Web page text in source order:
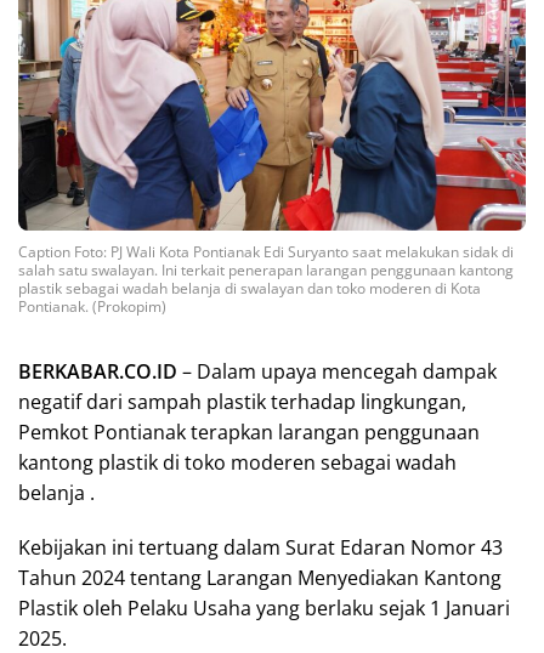
Caption Foto: PJ Wali Kota Pontianak Edi Suryanto saat melakukan sidak di
salah satu swalayan. Ini terkait penerapan larangan penggunaan kantong
plastik sebagai wadah belanja di swalayan dan toko moderen di Kota
Pontianak. (Prokopim)
BERKABAR.CO.ID – Dalam upaya mencegah dampak
negatif dari sampah plastik terhadap lingkungan,
Pemkot Pontianak terapkan larangan penggunaan
kantong plastik di toko moderen sebagai wadah
belanja .
Kebijakan ini tertuang dalam Surat Edaran Nomor 43
Tahun 2024 tentang Larangan Menyediakan Kantong
Plastik oleh Pelaku Usaha yang berlaku sejak 1 Januari
2025.